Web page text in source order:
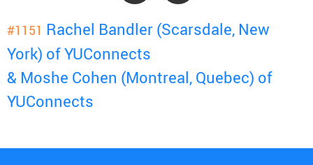
#1151 Rachel Bandler (Scarsdale, New
York) of YUConnects
& Moshe Cohen (Montreal, Quebec) of
YUConnects